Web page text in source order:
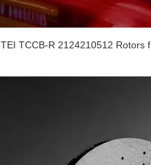
TEI TCCB-R 2124210512 Rotors